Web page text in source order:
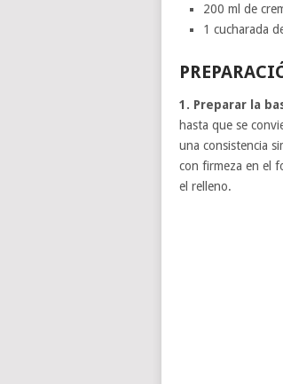
200 ml de
1 cucharada
1. Preparar la
hasta que se
una consistencia
con firmeza en el
el relleno.